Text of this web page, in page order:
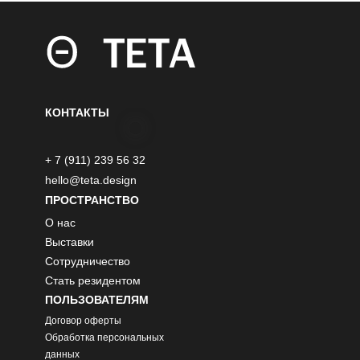
КОНТАКТЫ
hello@teta.design
+ 7 (911) 239 56 32
ПРОСТРАНСТВО
О нас
Выставки
Сотрудничество
Стать резидентом
ПОЛЬЗОВАТЕЛЯМ
Договор оферты
Обработка персональных
данных